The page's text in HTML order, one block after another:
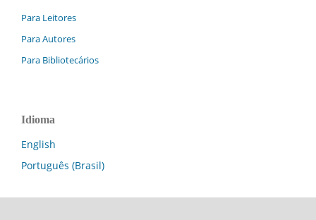
Para Leitores
Para Autores
Para Bibliotecários
Idioma
English
Português (Brasil)